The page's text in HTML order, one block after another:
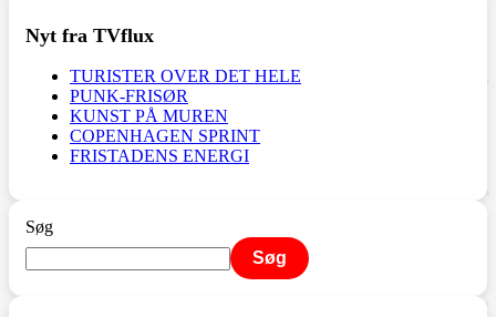
Nyt fra TVflux
TURISTER OVER DET HELE
PUNK-FRISØR
KUNST PÅ MUREN
COPENHAGEN SPRINT
FRISTADENS ENERGI
Søg
Søg